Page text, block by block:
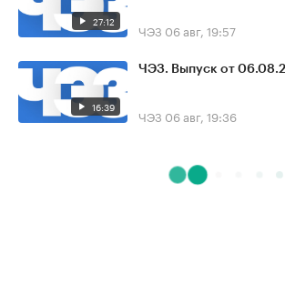
27:12 ЧЭЗ 06 авг, 19:57
16:39
ЧЭЗ. Выпуск от
ЧЭЗ 06 авг, 19:36